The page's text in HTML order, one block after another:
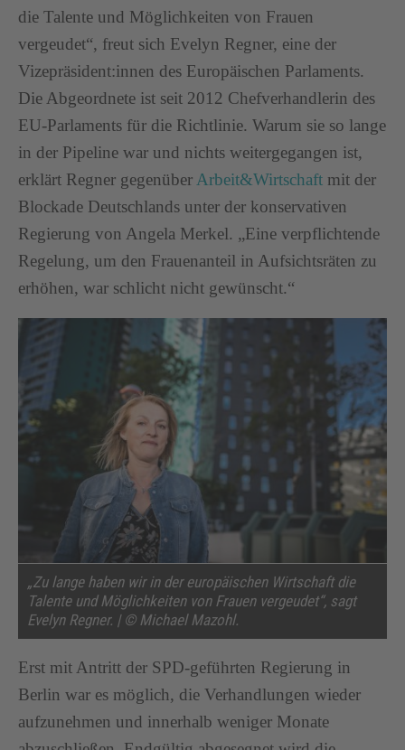
die Talente und Möglichkeiten von Frauen
vergeudet“, freut sich Evelyn Regner, eine der
Vizepräsident:innen des Europäischen Parlaments.
Die Abgeordnete ist seit 2012 Chefverhandlerin des
EU-Parlaments für die Richtlinie. Warum sie so lange
in der Pipeline war und nichts weitergegangen ist,
erklärt Regner gegenüber Arbeit&Wirtschaft mit der
Blockade Deutschlands unter der konservativen
Regierung von Angela Merkel. „Eine verpflichtende
Regelung, um den Frauenanteil in Aufsichtsräten zu
erhöhen, war schlicht nicht gewünscht.“
„Zu lange haben wir in der europäischen Wirtschaft die
Talente und Möglichkeiten von Frauen vergeudet“, sagt
Evelyn Regner. | © Michael Mazohl.
Erst mit Antritt der SPD-geführten Regierung in
Berlin war es möglich, die Verhandlungen wieder
aufzunehmen und innerhalb weniger Monate